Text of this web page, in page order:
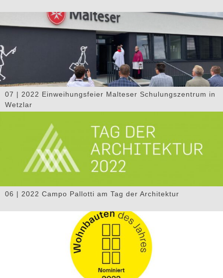
07 | 2022 Einweihungsfeier Malteser Schulungszentrum in
Wetzlar
06 | 2022 Campo Pallotti am Tag der Architektur